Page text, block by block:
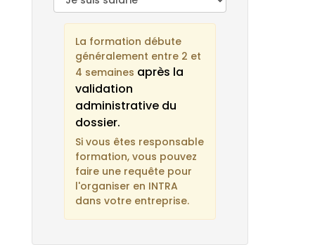
La formation débute
généralement entre 2 et
4 semaines après la
validation
administrative du
dossier.
Si vous êtes responsable
formation, vous pouvez
faire une requête pour
l'organiser en INTRA
dans votre entreprise.